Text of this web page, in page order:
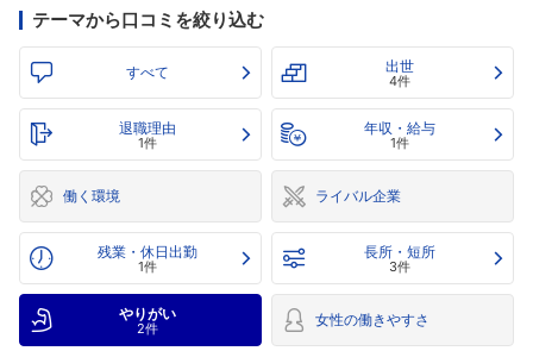
テーマから口コミを絞り込む
すべて 出世
4件
退職理由
1件
年収・給与
1件
働く環境 ライバル企業
残業・休日出勤
1件
長所・短所
3件
やりがい
2件 女性の働きやすさ